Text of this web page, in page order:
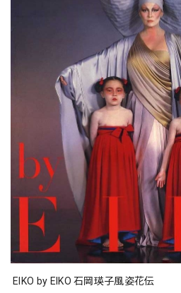
EIKO by EIKO 石岡瑛子風姿花伝